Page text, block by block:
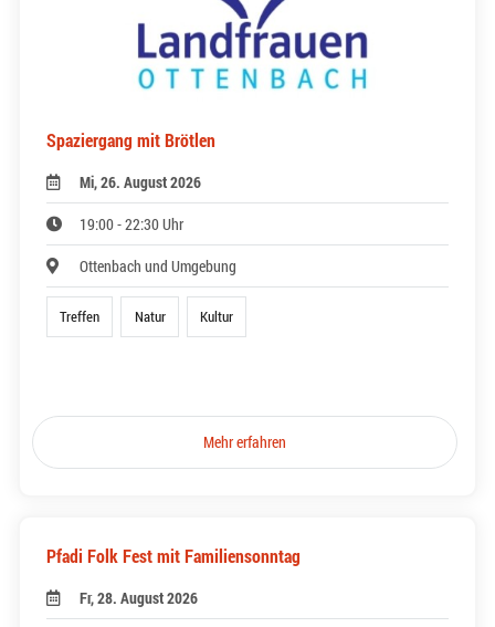
Spaziergang mit Brötlen
Mi, 26. August 2026
19:00 - 22:30 Uhr
Ottenbach und Umgebung
Treffen Natur Kultur
Mehr erfahren
Pfadi Folk Fest mit Familiensonntag
Fr, 28. August 2026